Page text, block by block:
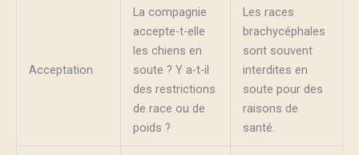
Acceptation
La compagnie
accepte-t-elle
les chiens en
soute ? Y a-t-il
des restrictions
de race ou de
poids ?
Les races
brachycéphales
sont souvent
interdites en
soute pour des
raisons de
santé.